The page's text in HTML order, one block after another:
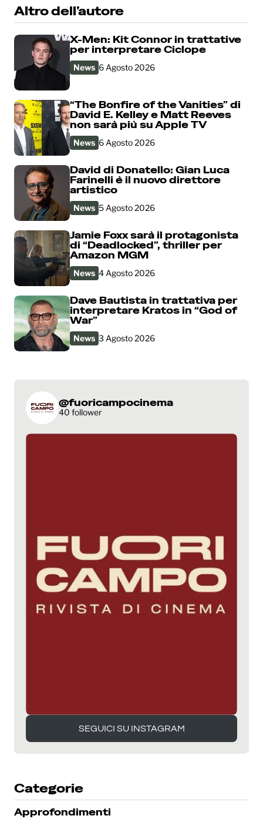
Altro dell’autore
X-Men: Kit Connor in trattative
per interpretare Ciclope
News 6 Agosto 2026
“The Bonfire of the Vanities” di
David E. Kelley e Matt Reeves
non sarà più su Apple TV
News 6 Agosto 2026
David di Donatello: Gian Luca
Farinelli è il nuovo direttore
artistico
News 5 Agosto 2026
Jamie Foxx sarà il protagonista
di “Deadlocked”, thriller per
Amazon MGM
News 4 Agosto 2026
Dave Bautista in trattativa per
interpretare Kratos in “God of
War”
News 3 Agosto 2026
@fuoricampocinema
40 follower
SEGUICI SU INSTAGRAM
SEGUICI SU INSTAGRAM
Categorie
Approfondimenti